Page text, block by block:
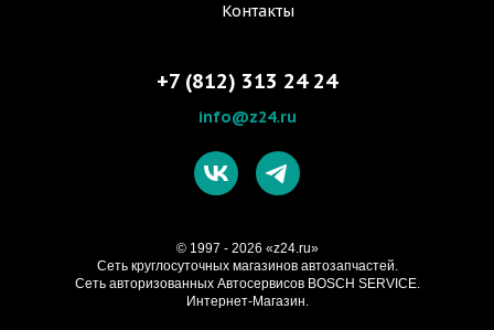
Контакты
+7 (812) 313 24 24
info@z24.ru
© 1997 - 2026 «z24.ru»
Cеть круглосуточных магазинов автозапчастей.
Сеть авторизованных Автосервисов BOSCH SERVICE.
Интернет-Магазин.